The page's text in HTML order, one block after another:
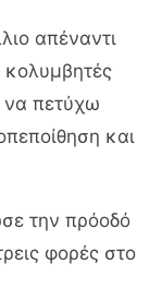
απέναντι
κολυμβητές
πετύχω
και
την πρόοδό
φορές στο